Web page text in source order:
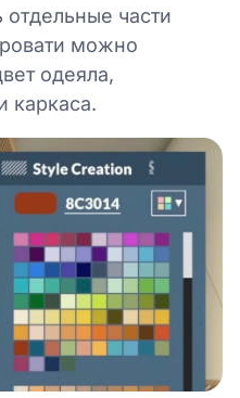
части
можно
одеяла,
каркаса.